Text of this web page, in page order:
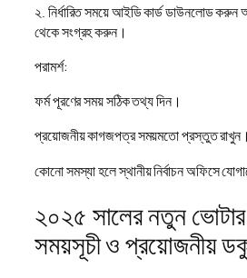
২. নির্ধারিত সময়ে আইডি কার্ড ডাউনলোড করুন
থেকে সংগ্রহ করুন।
পরামর্শ:
ফর্ম পূরণের সময় সঠিক তথ্য দিন।
প্রয়োজনীয় কাগজপত্র সময়মতো প্রস্তুত রাখুন।
কোনো সমস্যা হলে স্থানীয় নির্বাচন অফিসে
২০২৫ সালের নতুন
সময়সূচী ও প্রয়োজনীয়